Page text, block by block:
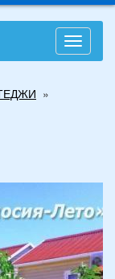
Toggle
»